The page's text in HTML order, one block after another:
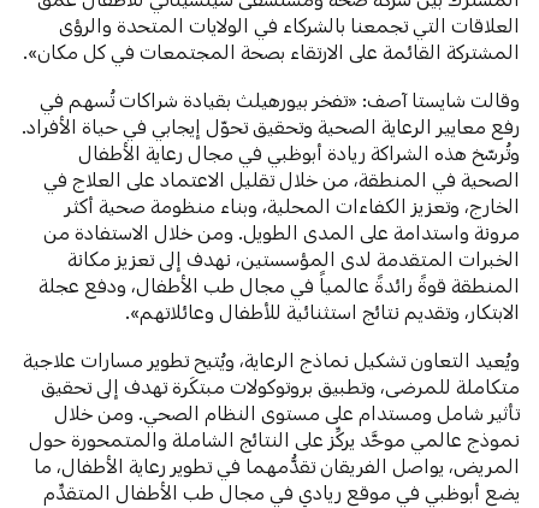
العلاقات التي تجمعنا بالشركاء في الولايات المتحدة والرؤى
المشتركة القائمة على الارتقاء بصحة المجتمعات في كل مكان».
وقالت شايستا آصف: «تفخر بيورهيلث بقيادة شراكات تُسهم في
رفع معايير الرعاية الصحية وتحقيق تحوّل إيجابي في حياة الأفراد.
وتُرسّخ هذه الشراكة ريادة أبوظبي في مجال رعاية الأطفال
الصحية في المنطقة، من خلال تقليل الاعتماد على العلاج في
الخارج، وتعزيز الكفاءات المحلية، وبناء منظومة صحية أكثر
مرونة واستدامة على المدى الطويل. ومن خلال الاستفادة من
الخبرات المتقدمة لدى المؤسستين، نهدف إلى تعزيز مكانة
المنطقة قوةً رائدةً عالمياً في مجال طب الأطفال، ودفع عجلة
الابتكار، وتقديم نتائج استثنائية للأطفال وعائلاتهم».
ويُعيد التعاون تشكيل نماذج الرعاية، ويُتيح تطوير مسارات علاجية
متكاملة للمرضى، وتطبيق بروتوكولات مبتكَرة تهدف إلى تحقيق
تأثير شامل ومستدام على مستوى النظام الصحي. ومن خلال
نموذج عالمي موحَّد يركِّز على النتائج الشاملة والمتمحورة حول
المريض، يواصل الفريقان تقدُّمهما في تطوير رعاية الأطفال، ما
يضع أبوظبي في موقع ريادي في مجال طب الأطفال المتقدِّم